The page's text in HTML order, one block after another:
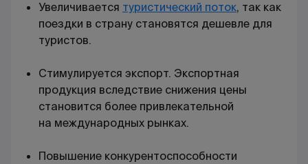
Увеличивается туристический поток, так как
поездки в страну становятся дешевле для
туристов.
Стимулируется экспорт. Экспортная
продукция вследствие снижения цены
становится более привлекательной
на международных рынках.
Повышение конкурентоспособности